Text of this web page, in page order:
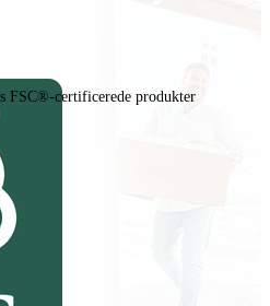
FSC®-certificerede produkter